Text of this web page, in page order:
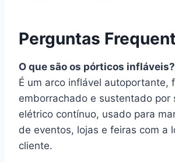
Perguntas
O que são os pórticos infláveis?
É um arco inflável autoportante,
emborrachado e sustentado por
elétrico contínuo, usado para
de eventos, lojas e feiras com a
cliente.